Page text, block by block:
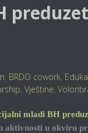
, BRDO cowork, Eduka
, Vještine,
mladi BH
aktivnosti u okviru